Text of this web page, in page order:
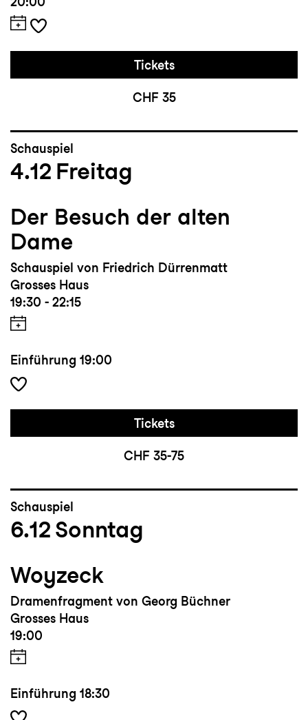
Tickets
CHF 35
Schauspiel
4.12 Freitag
Der Besuch der alten
Dame
Schauspiel von Friedrich Dürrenmatt
Grosses Haus
19:30 - 22:15
Einführung 19:00
Tickets
CHF 35-75
Schauspiel
6.12 Sonntag
Woyzeck
Dramenfragment von Georg Büchner
Grosses Haus
19:00
Einführung 18:30